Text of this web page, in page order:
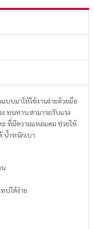
บบมาให้ใช้งานง่ายด้วยมือ
ทนทาน สามารถรับแรง
ที่มีความแหลมคม ช่วยให้
น้ำหนักเบา
น
ปได้ง่าย